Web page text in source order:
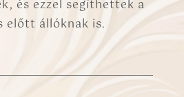
és ezzel segíthettek a
előtt állóknak is.